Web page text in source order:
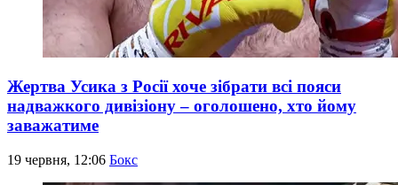
Жертва Усика з Росії хоче зібрати всі пояси
надважкого дивізіону – оголошено, хто йому
заважатиме
19 червня, 12:06 Бокс